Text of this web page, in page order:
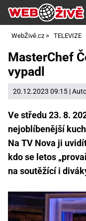
WebŽivě.cz > TELEVIZE
MasterChef
vypadl
20.12.2023 09:15 |
Ve středu 23. 8.
nejoblíbenější
Na TV Nova ji
kdo se letos
na soutěžící i